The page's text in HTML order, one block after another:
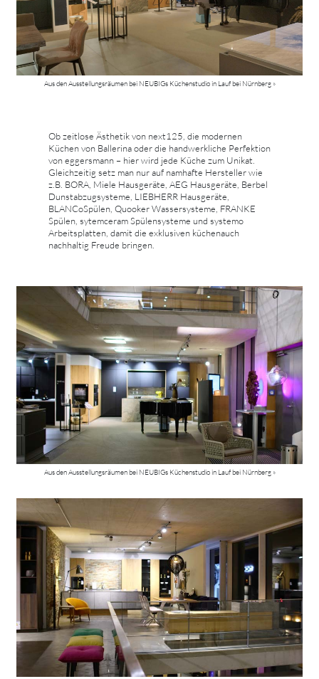
Aus den Ausstellungsräumen bei NEUBIGs Küchenstudio in Lauf bei Nürnberg »
Ob zeitlose Ästhetik von next125, die modernen
Küchen von Ballerina oder die handwerkliche Perfektion
von eggersmann – hier wird jede Küche zum Unikat.
Gleichzeitig setz man nur auf namhafte Hersteller wie
z.B. BORA, Miele Hausgeräte, AEG Hausgeräte, Berbel
Dunstabzugsysteme, LIEBHERR Hausgeräte,
BLANCoSpülen, Quooker Wassersysteme, FRANKE
Spülen, sytemceram Spülensysteme und systemo
Arbeitsplatten, damit die exklusiven küchenauch
nachhaltig Freude bringen.
Aus den Ausstellungsräumen bei NEUBIGs Küchenstudio in Lauf bei Nürnberg »